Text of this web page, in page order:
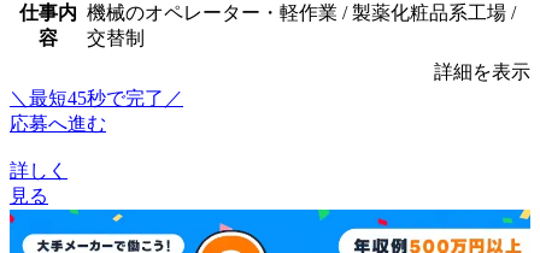
仕事内
容
機械のオペレーター・軽作業 / 製薬化粧品系工場 /
交替制
詳細を表示
＼最短45秒で完了／
応募へ進む
詳しく
見る